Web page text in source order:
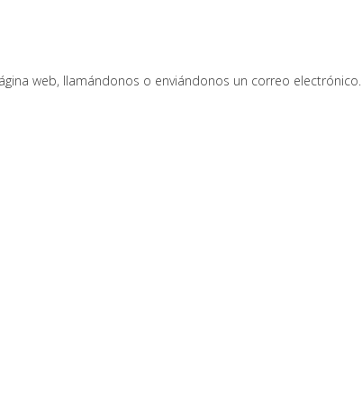
web, llamándonos o enviándonos un correo electrónico.